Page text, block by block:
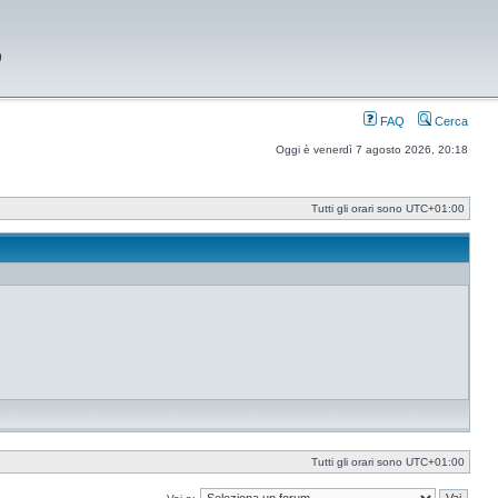
FAQ Cerca
Oggi è venerdì 7 agosto 2026, 20:18
Tutti gli orari sono UTC+01:00
Tutti gli orari sono UTC+01:00